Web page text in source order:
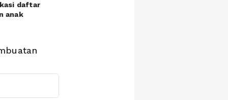
daftar
anak